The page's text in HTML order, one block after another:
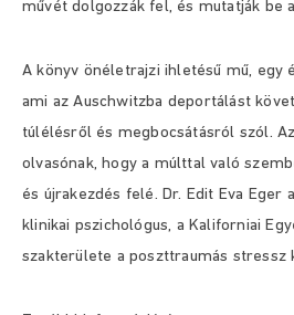
művét dolgozzák fel, és mutatják be
A könyv önéletrajzi ihletésű mű,
ami az Auschwitzba deportálást
túlélésről és megbocsátásról szól.
olvasónak, hogy a múlttal való
és újrakezdés felé. Dr. Edit Eva Eger
klinikai pszichológus, a Kaliforniai
szakterülete a poszttraumás stressz